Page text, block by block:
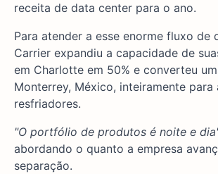
receita de data center para o ano.
Para atender a esse enorme fluxo de
Carrier expandiu a capacidade de
em Charlotte em 50% e converteu
Monterrey, México, inteiramente
resfriadores.
"O portfólio de produtos é noite e
abordando o quanto a empresa
separação.